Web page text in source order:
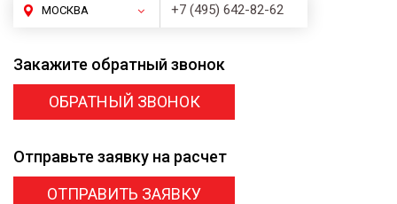
МОСКВА +7 (495) 642-82-62
Закажите обратный звонок
ОБРАТНЫЙ ЗВОНОК
Отправьте заявку на расчет
ОТПРАВИТЬ ЗАЯВКУ